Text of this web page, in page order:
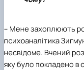
– Мене захоплюють
психоаналітика
несвідоме. Вчений
яку було покладено в